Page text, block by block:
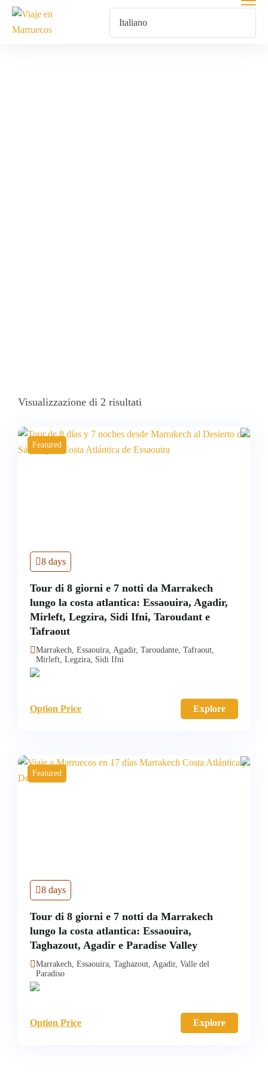
Visualizzazione di 2 risultati
Featured
8 days
Tour di 8 giorni e 7 notti da Marrakech
lungo la costa atlantica: Essaouira, Agadir,
Mirleft, Legzira, Sidi Ifni, Taroudant e
Tafraout
Marrakech, Essaouira, Agadir, Taroudante, Tafraout,
Mirleft, Legzira, Sidi Ifni
Option Price Explore
Featured
8 days
Tour di 8 giorni e 7 notti da Marrakech
lungo la costa atlantica: Essaouira,
Taghazout, Agadir e Paradise Valley
Marrakech, Essaouira, Taghazout, Agadir, Valle del
Paradiso
Option Price Explore